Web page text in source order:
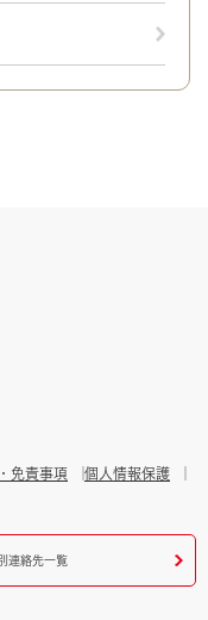
免責事項
個人情報保護
連絡先一覧